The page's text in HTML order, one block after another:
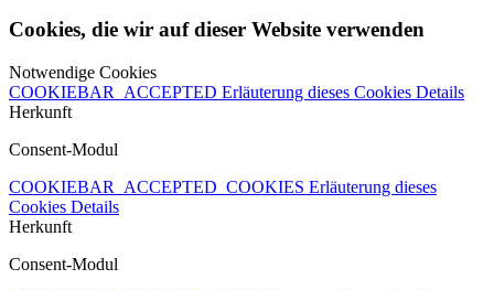
Cookies, die wir auf dieser Website verwenden
Notwendige Cookies
COOKIEBAR_ACCEPTED Erläuterung dieses Cookies Details
Herkunft
Consent-Modul
COOKIEBAR_ACCEPTED_COOKIES Erläuterung dieses
Cookies Details
Herkunft
Consent-Modul